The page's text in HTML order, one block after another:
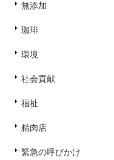
無添加
珈琲
環境
社会貢献
福祉
精肉店
緊急の呼びかけ